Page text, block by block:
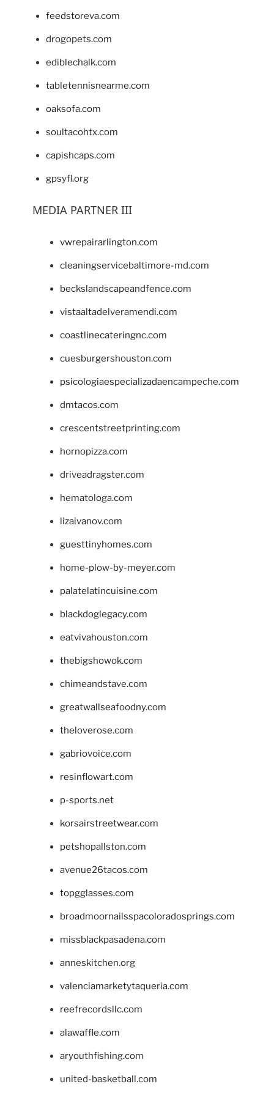
feedstoreva.com
drogopets.com
ediblechalk.com
tabletennisnearme.com
oaksofa.com
soultacohtx.com
capishcaps.com
gpsyfl.org
MEDIA PARTNER III
vwrepairarlington.com
cleaningservicebaltimore-md.com
beckslandscapeandfence.com
vistaaltadelveramendi.com
coastlinecateringnc.com
cuesburgershouston.com
psicologiaespecializadaencampeche.com
dmtacos.com
crescentstreetprinting.com
hornopizza.com
driveadragster.com
hematologa.com
lizaivanov.com
guesttinyhomes.com
home-plow-by-meyer.com
palatelatincuisine.com
blackdoglegacy.com
eatvivahouston.com
thebigshowok.com
chimeandstave.com
greatwallseafoodny.com
theloverose.com
gabriovoice.com
resinflowart.com
p-sports.net
korsairstreetwear.com
petshopallston.com
avenue26tacos.com
topgglasses.com
broadmoornailsspacoloradosprings.com
missblackpasadena.com
anneskitchen.org
valenciamarketytaqueria.com
reefrecordsllc.com
alawaffle.com
aryouthfishing.com
united-basketball.com